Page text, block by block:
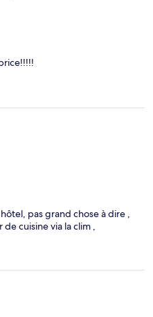
pas grand chose à dire ,
cuisine via la clim ,